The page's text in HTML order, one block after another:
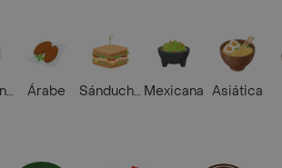
Árabe SánduchesMexicana Asiática